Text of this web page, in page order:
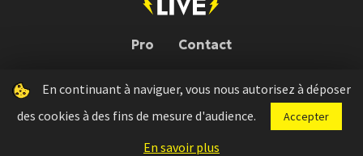
Pro Contact
Pozzo Live © 2026 | Conception : Pozzo Team, avec l'aide deBloop
Press kit Règlement concours Mentions légales
En continuant à naviguer, vous nous autorisez à déposer
des cookies à des fins de mesure d'audience.
Accepter
En savoir plus